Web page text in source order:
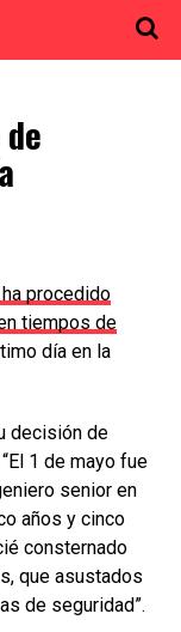
procedido
tiempos de
día en la
decisión de
1 de mayo fue
senior en
años y cinco
consternado
que asustados
de seguridad”.